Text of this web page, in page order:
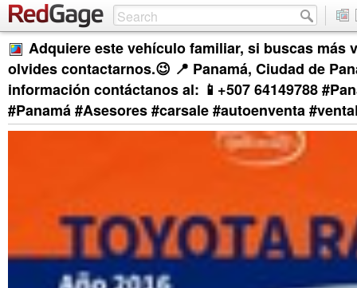
Adquiere este vehículo familiar, si buscas más
olvides contactarnos.😉 📍 Panamá, Ciudad de
información contáctanos al: 📱+507 64149788
#Panamá #Asesores #carsale #autoenventa